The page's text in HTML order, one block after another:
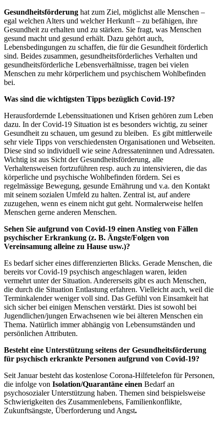
Gesundheitsförderung hat zum Ziel, möglichst alle Menschen –
egal welchen Alters und welcher Herkunft – zu befähigen, ihre
Gesundheit zu erhalten und zu stärken. Sie fragt, was Menschen
gesund macht und gesund erhält. Dazu gehört auch,
Lebensbedingungen zu schaffen, die für die Gesundheit förderlich
sind. Beides zusammen, gesundheitsförderliches Verhalten und
gesundheitsförderliche Lebensverhältnisse, tragen bei vielen
Menschen zu mehr körperlichem und psychischem Wohlbefinden
bei.
Was sind die wichtigsten Tipps bezüglich Covid-19?
Herausfordernde Lebenssituationen und Krisen gehören zum Leben
dazu. In der Covid-19 Situation ist es besonders wichtig, zu seiner
Gesundheit zu schauen, um gesund zu bleiben. Es gibt mittlerweile
sehr viele Tipps von verschiedensten Organisationen und Webseiten.
Diese sind so individuell wie seine Adressateninnen und Adressaten.
Wichtig ist aus Sicht der Gesundheitsförderung, alle
Verhaltensweisen fortzuführen resp. auch zu intensivieren, die das
körperliche und psychische Wohlbefinden fördern. Sei es
regelmässige Bewegung, gesunde Ernährung und v.a. den Kontakt
mit seinem sozialen Umfeld zu halten. Zentral ist, auf andere
zuzugehen, wenn es einem nicht gut geht. Normalerweise helfen
Menschen gerne anderen Menschen.
Sehen Sie aufgrund von Covid-19 einen Anstieg von Fällen
psychischer Erkrankung (z. B. Ängste/Folgen von
Vereinsamung alleine zu Hause usw.)?
Es bedarf sicher eines differenzierten Blicks. Gerade Menschen, die
bereits vor Covid-19 psychisch angeschlagen waren, leiden
vermehrt unter der Situation. Andererseits gibt es auch Menschen,
die durch die Situation Entlastung erfahren. Vielleicht auch, weil die
Terminkalender weniger voll sind. Das Gefühl von Einsamkeit hat
sich sicher bei einigen Menschen verstärkt. Dies ist sowohl bei
Jugendlichen/jungen Erwachsenen wie bei älteren Menschen ein
Thema. Natürlich immer abhängig von Lebensumständen und
persönlichen Attributen.
Besteht eine Unterstützung seitens der Gesundheitsförderung
für psychisch erkrankte Personen aufgrund von Covid-19?
Seit Januar besteht das kostenlose Corona-Hilfetelefon für Personen,
die infolge von Isolation/Quarantäne einen Bedarf an
psychosozialer Unterstützung haben. Themen sind beispielsweise
Schwierigkeiten des Zusammenlebens, Familienkonflikte,
Zukunftsängste, Überforderung und Angst.